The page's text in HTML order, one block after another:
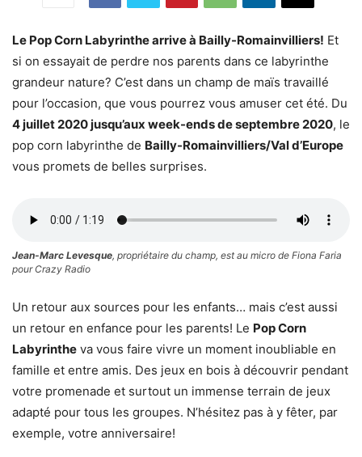
Le Pop Corn Labyrinthe arrive à Bailly-Romainvilliers! Et
si on essayait de perdre nos parents dans ce labyrinthe
grandeur nature? C’est dans un champ de maïs travaillé
pour l’occasion, que vous pourrez vous amuser cet été. Du
4 juillet 2020 jusqu’aux week-ends de septembre 2020, le
pop corn labyrinthe de Bailly-Romainvilliers/Val d’Europe
vous promets de belles surprises.
Jean-Marc Levesque, propriétaire du champ, est au micro de Fiona Faria
pour Crazy Radio
Un retour aux sources pour les enfants… mais c’est aussi
un retour en enfance pour les parents! Le Pop Corn
Labyrinthe va vous faire vivre un moment inoubliable en
famille et entre amis. Des jeux en bois à découvrir pendant
votre promenade et surtout un immense terrain de jeux
adapté pour tous les groupes. N’hésitez pas à y fêter, par
exemple, votre anniversaire!